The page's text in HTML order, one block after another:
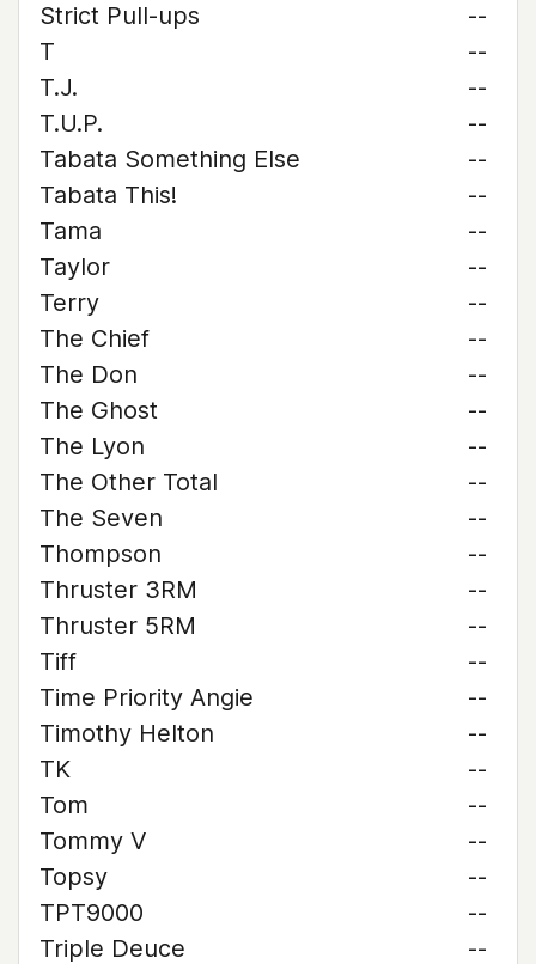
Strict Pull-ups
--
T
--
T.J.
--
T.U.P.
--
Tabata Something Else
--
Tabata This!
--
Tama
--
Taylor
--
Terry
--
The Chief
--
The Don
--
The Ghost
--
The Lyon
--
The Other Total
--
The Seven
--
Thompson
--
Thruster 3RM
--
Thruster 5RM
--
Tiff
--
Time Priority Angie
--
Timothy Helton
--
TK
--
Tom
--
Tommy V
--
Topsy
--
TPT9000
--
Triple Deuce
--